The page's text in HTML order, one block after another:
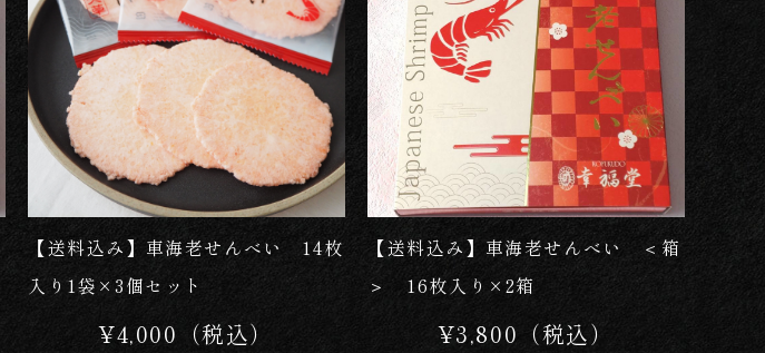
【送料込み】車海老せんべい 14枚
入り1袋×3個セット
¥4,000（税込）
【送料込み】車海老せんべい ＜箱
＞ 16枚入り×2箱
¥3,800（税込）